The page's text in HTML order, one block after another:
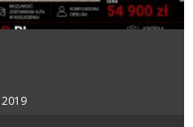
2019